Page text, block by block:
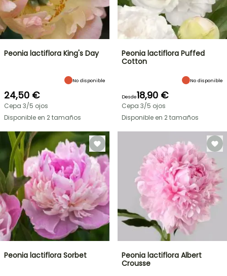
Peonia lactiflora King's Day
No disponible
24,50 €
Cepa 3/5 ojos
Disponible en 2 tamaños
Peonia lactiflora Puffed
Cotton
No disponible
Desde18,90 €
Cepa 3/5 ojos
Disponible en 2 tamaños
Peonia lactiflora Sorbet
Peonia lactiflora Albert
Crousse